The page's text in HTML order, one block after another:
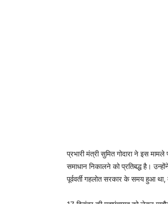
प्रभारी मंत्री सुमित गोदारा ने इस
समाधान निकालने को प्रतिबद्ध है।
पूर्ववर्ती गहलोत सरकार के समय हुआ था,